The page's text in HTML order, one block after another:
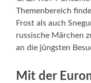
Themenbereich
Frost als auch
russische Märchen
an die jüngsten
Mit der